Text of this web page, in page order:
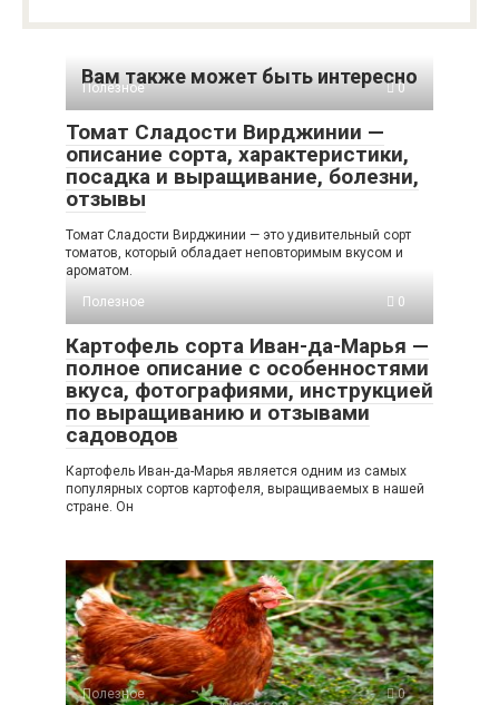
Вам также может быть интересно
Полезное 0
Томат Сладости Вирджинии —
описание сорта, характеристики,
посадка и выращивание, болезни,
отзывы
Томат Сладости Вирджинии — это удивительный сорт
томатов, который обладает неповторимым вкусом и
ароматом.
Полезное
0
Картофель сорта Иван-да-Марья —
полное описание с особенностями
вкуса, фотографиями, инструкцией
по выращиванию и отзывами
садоводов
Картофель Иван-да-Марья является одним из самых
популярных сортов картофеля, выращиваемых в нашей
стране. Он
Полезное 0